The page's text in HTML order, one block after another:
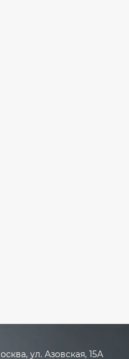
ул. Азовская, 15А